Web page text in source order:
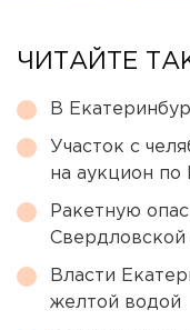
ЧИТАЙТЕ
В
Участок с
на аукцион по
Ракетную
Свердловской
Власти
желтой водой